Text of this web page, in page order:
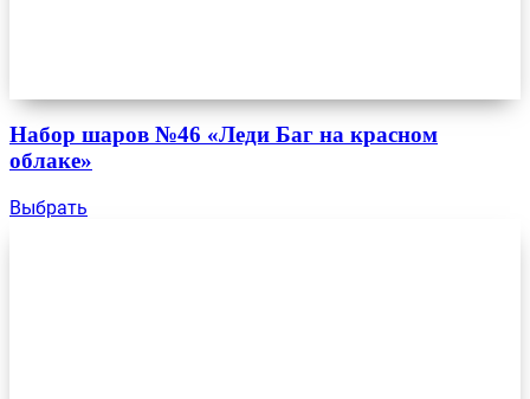
Набор шаров №46 «Леди Баг на красном
облаке»
Выбрать